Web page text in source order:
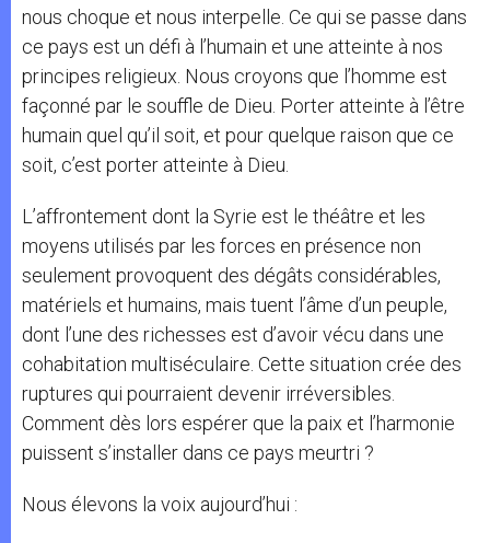
nous choque et nous interpelle. Ce qui se passe dans
ce pays est un défi à l’humain et une atteinte à nos
principes religieux. Nous croyons que l’homme est
façonné par le souffle de Dieu. Porter atteinte à l’être
humain quel qu’il soit, et pour quelque raison que ce
soit, c’est porter atteinte à Dieu.
L’affrontement dont la Syrie est le théâtre et les
moyens utilisés par les forces en présence non
seulement provoquent des dégâts considérables,
matériels et humains, mais tuent l’âme d’un peuple,
dont l’une des richesses est d’avoir vécu dans une
cohabitation multiséculaire. Cette situation crée des
ruptures qui pourraient devenir irréversibles.
Comment dès lors espérer que la paix et l’harmonie
puissent s’installer dans ce pays meurtri ?
Nous élevons la voix aujourd’hui :